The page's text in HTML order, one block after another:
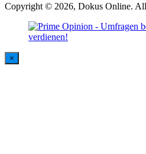
Copyright © 2026, Dokus Online.
×